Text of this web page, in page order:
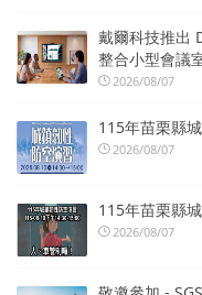
戴爾科技推出
整合小型會議
2026/08/07
115年苗栗縣
2026/08/07
115年苗栗縣
2026/08/07